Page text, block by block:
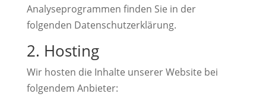
Analyseprogrammen finden Sie in der
folgenden Datenschutzerklärung.
2. Hosting
Wir hosten die Inhalte unserer Website bei
folgendem Anbieter: